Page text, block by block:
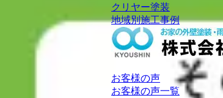
クリヤー塗装
地域別施工事例
お客様の声
お客様の声一覧